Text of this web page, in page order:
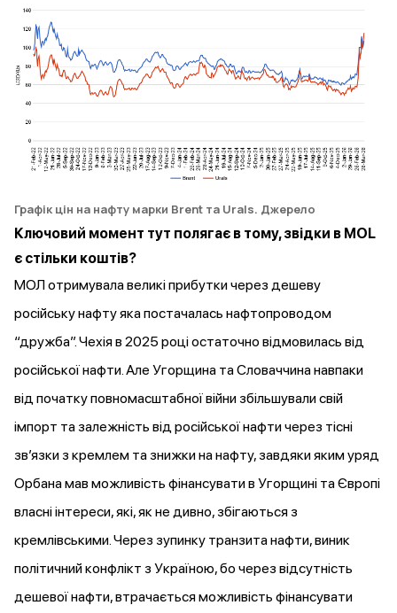
Графік цін на нафту марки Brent та Urals. Джерело
Ключовий момент тут полягає в тому, звідки в МОL
є стільки коштів?
МОЛ отримувала великі прибутки через дешеву
російську нафту яка постачалась нафтопроводом
“дружба”. Чехія в 2025 році остаточно відмовилась від
російської нафти. Але Угорщина та Словаччина навпаки
від початку повномасштабної війни збільшувалисвій
імпорт та залежність від російської нафти через тісні
зв’язки з кремлем та знижкина нафту, завдяки яким уряд
Орбана мав можливість фінансувати в Угорщині та Європі
власні інтереси, які, як не дивно, збігаються з
кремлівськими. Через зупинку транзита нафти, виник
політичний конфлікт з Україною, бо через відсутність
дешевої нафти, втрачається можливість фінансувати